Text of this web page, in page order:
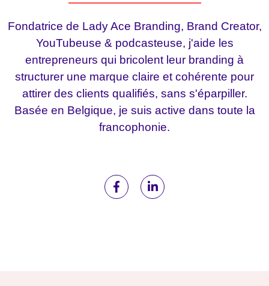
Fondatrice de Lady Ace Branding, Brand Creator,
YouTubeuse & podcasteuse, j'aide les
entrepreneurs qui bricolent leur branding à
structurer une marque claire et cohérente pour
attirer des clients qualifiés, sans s'éparpiller.
Basée en Belgique, je suis active dans toute la
francophonie.